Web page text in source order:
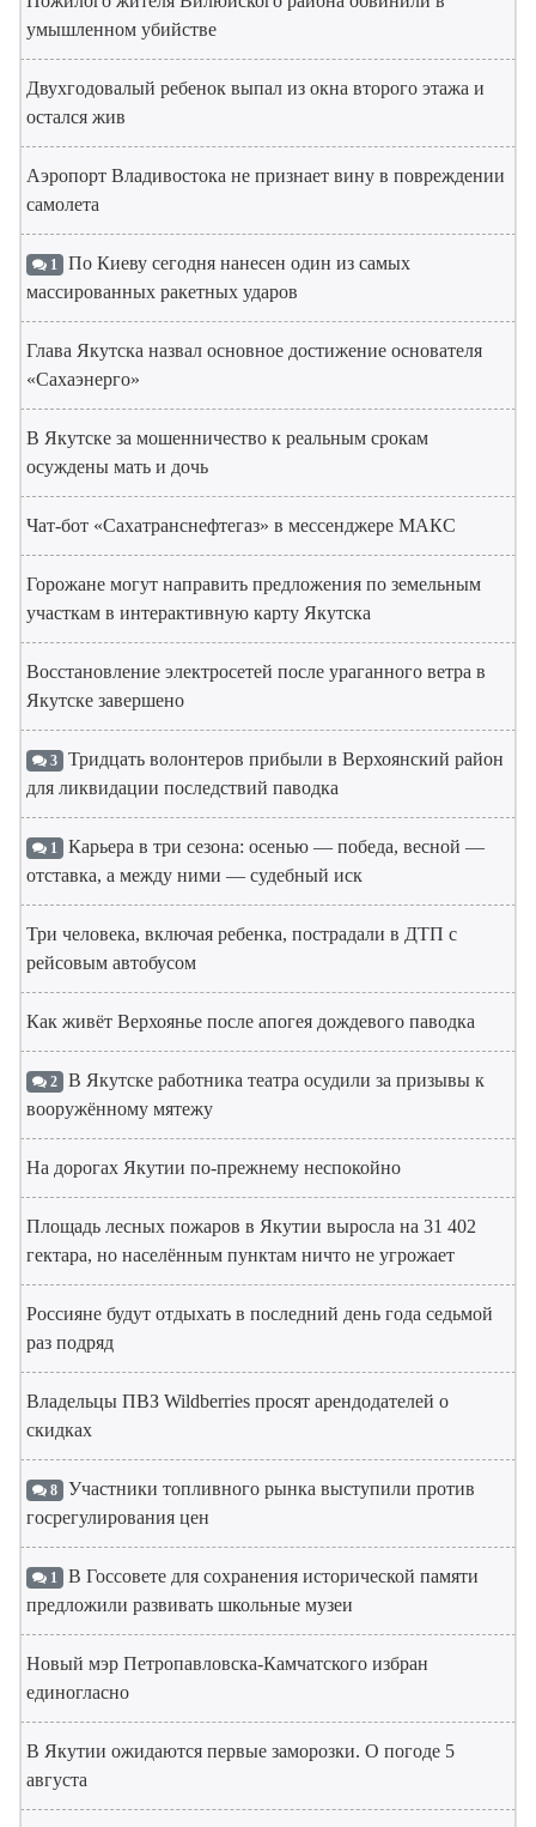
умышленном убийстве
Двухгодовалый ребенок выпал из окна второго этажа и
остался жив
Аэропорт Владивостока не признает вину в повреждении
самолета
1 По Киеву сегодня нанесен один из самых
массированных ракетных ударов
Глава Якутска назвал основное достижение основателя
«Сахаэнерго»
В Якутске за мошенничество к реальным срокам
осуждены мать и дочь
Чат-бот «Сахатранснефтегаз» в мессенджере МАКС
Горожане могут направить предложения по земельным
участкам в интерактивную карту Якутска
Восстановление электросетей после ураганного ветра в
Якутске завершено
3 Тридцать волонтеров прибыли в Верхоянский район
для ликвидации последствий паводка
1 Карьера в три сезона: осенью — победа, весной —
отставка, а между ними — судебный иск
Три человека, включая ребенка, пострадали в ДТП с
рейсовым автобусом
Как живёт Верхоянье после апогея дождевого паводка
2 В Якутске работника театра осудили за призывы к
вооружённому мятежу
На дорогах Якутии по-прежнему неспокойно
Площадь лесных пожаров в Якутии выросла на 31 402
гектара, но населённым пунктам ничто не угрожает
Россияне будут отдыхать в последний день года седьмой
раз подряд
Владельцы ПВЗ Wildberries просят арендодателей о
скидках
8 Участники топливного рынка выступили против
госрегулирования цен
1 В Госсовете для сохранения исторической памяти
предложили развивать школьные музеи
Новый мэр Петропавловска-Камчатского избран
единогласно
В Якутии ожидаются первые заморозки. О погоде 5
августа